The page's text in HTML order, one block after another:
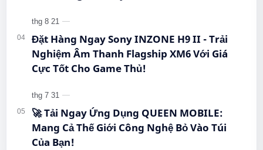
Đặt Hàng Ngay Sony INZONE H9 II - Trải
Nghiệm Âm Thanh Flagship XM6 Với Giá
Cực Tốt Cho Game Thủ!
🚀 Tải Ngay Ứng Dụng QUEEN MOBILE:
Mang Cả Thế Giới Công Nghệ Bỏ Vào Túi
Của Bạn!